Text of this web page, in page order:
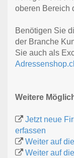
oberen Bereich
Benötigen Sie
der Branche
Sie auch als
Weitere
Jetzt neue
erfassen
Weiter auf
Weiter auf